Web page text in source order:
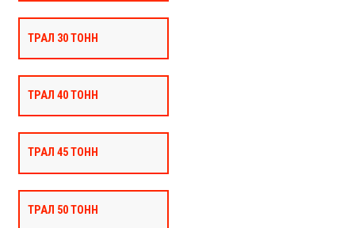
ТРАЛ 30 ТОНН
ТРАЛ 40 ТОНН
ТРАЛ 45 ТОНН
ТРАЛ 50 ТОНН